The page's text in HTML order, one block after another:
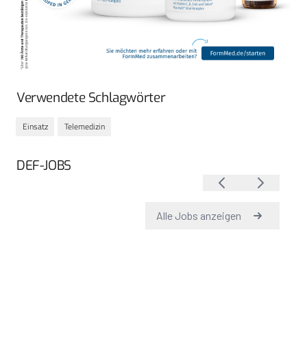
Verwendete Schlagwörter
Einsatz Telemedizin
DEF-JOBS